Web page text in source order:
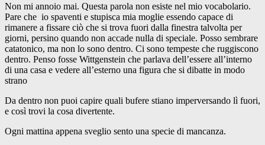
Non mi annoio mai. Questa parola non esiste nel mio vocabolario.
Pare che io spaventi e stupisca mia moglie essendo capace di
rimanere a fissare ciò che si trova fuori dalla finestra talvolta per
giorni, persino quando non accade nulla di speciale. Posso sembrare
catatonico, ma non lo sono dentro. Ci sono tempeste che ruggiscono
dentro. Penso fosse Wittgenstein che parlava dell’essere all’interno
di una casa e vedere all’esterno una figura che si dibatte in modo
strano
Da dentro non puoi capire quali bufere stiano imperversando lì fuori,
e così trovi la cosa divertente.
Ogni mattina appena sveglio sento una specie di mancanza.